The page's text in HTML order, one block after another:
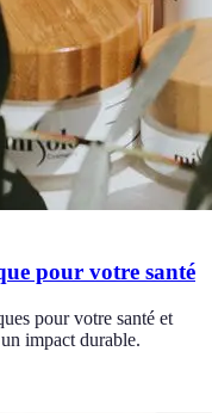
pour votre santé
pour votre santé et
impact durable.